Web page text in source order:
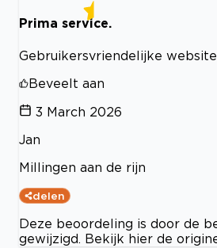
Prima service.
Gebruikersvriendelijke
Beveelt aan
3 March 2026
Jan
Millingen aan de rijn
delen
Deze beoordeling is door de
gewijzigd. Bekijk hier de